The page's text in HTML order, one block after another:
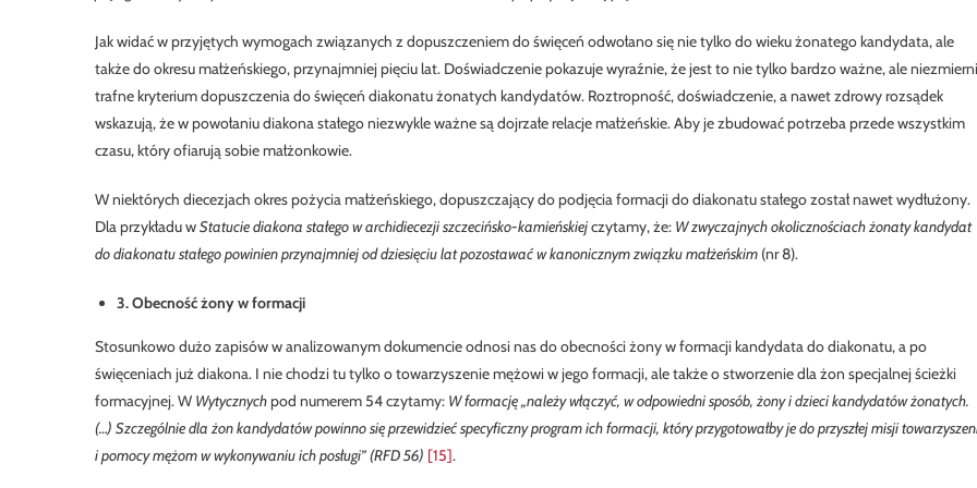
Jak widać w przyjętych wymogach związanych z dopuszczeniem do święceń odwołano się nie tylko do wieku żonatego kandydata, ale
także do okresu małżeńskiego, przynajmniej pięciu lat. Doświadczenie pokazuje wyraźnie, że jest to nie tylko bardzo ważne, ale
trafne kryterium dopuszczenia do święceń diakonatu żonatych kandydatów. Roztropność, doświadczenie, a nawet zdrowy rozsądek
wskazują, że w powołaniu diakona stałego niezwykle ważne są dojrzałe relacje małżeńskie. Aby je zbudować potrzeba przede wszystkim
czasu, który ofiarują sobie małżonkowie.
W niektórych diecezjach okres pożycia małżeńskiego, dopuszczający do podjęcia formacji do diakonatu stałego został nawet wydłużony.
Dla przykładu wStatucie diakona stałego w archidiecezji szczecińsko-kamieńskiejczytamy, że: W zwyczajnych okolicznościach żonaty kandydat
do diakonatu stałego powinien przynajmniej od dziesięciu lat pozostawać w kanonicznym związku małżeńskim (nr 8).
3. Obecność żony w formacji
Stosunkowo dużo zapisów w analizowanym dokumencie odnosi nas do obecności żony w formacji kandydata do diakonatu, a po
święceniach już diakona. I nie chodzi tu tylko o towarzyszenie mężowi w jego formacji, ale także o stworzenie dla żon specjalnej ścieżki
formacyjnej. W Wytycznychpod numerem 54 czytamy: W formację „należy włączyć, w odpowiedni sposób, żony i dzieci kandydatów żonatych.
(…) Szczególnie dla żon kandydatów powinno się przewidzieć specyficzny program ich formacji, który przygotowałby je do przyszłej misji
i pomocy mężom w wykonywaniu ich posługi” (RFD 56) [15].